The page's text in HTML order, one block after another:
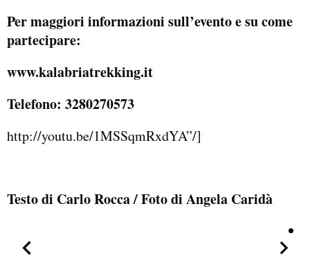
Per maggiori informazioni sull’evento e su come
partecipare:
www.kalabriatrekking.it
Telefono: 3280270573
http://youtu.be/1MSSqmRxdYA”/]
Testo di Carlo Rocca / Foto di Angela Caridà